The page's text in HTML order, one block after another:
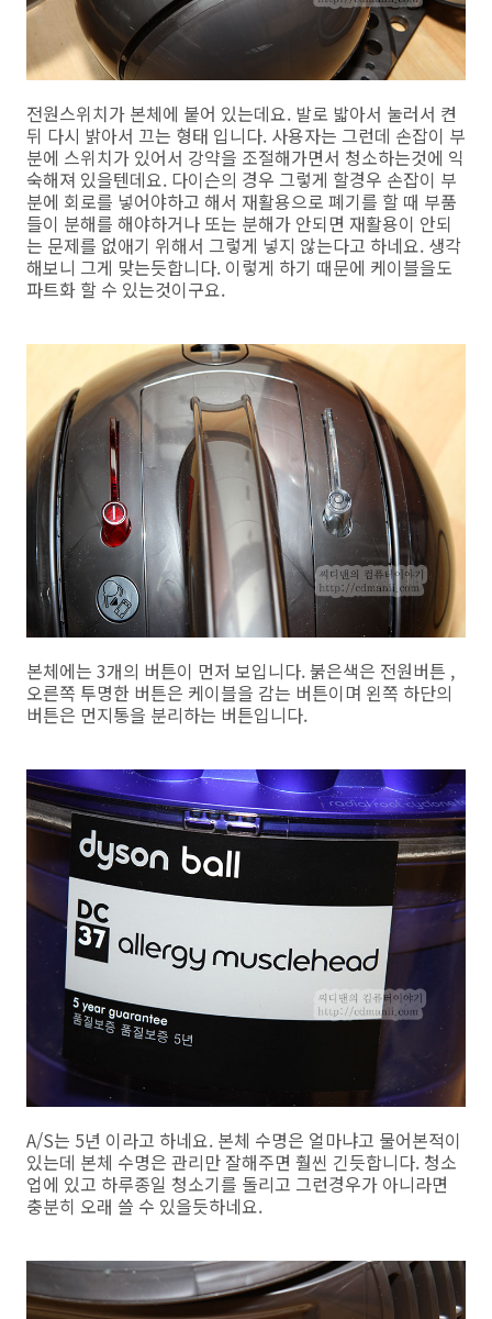
전원스위치가 본체에 붙어 있는데요. 발로 밟아서 눌러서 켠
뒤 다시 밝아서 끄는 형태 입니다. 사용자는 그런데 손잡이 부
분에 스위치가 있어서 강약을 조절해가면서 청소하는것에 익
숙해져 있을텐데요. 다이슨의 경우 그렇게 할경우 손잡이 부
분에 회로를 넣어야하고 해서 재활용으로 폐기를 할 때 부품
들이 분해를 해야하거나 또는 분해가 안되면 재활용이 안되
는 문제를 없애기 위해서 그렇게 넣지 않는다고 하네요. 생각
해보니 그게 맞는듯합니다. 이렇게 하기 때문에 케이블을도
파트화 할 수 있는것이구요.
본체에는 3개의 버튼이 먼저 보입니다. 붉은색은 전원버튼 ,
오른쪽 투명한 버튼은 케이블을 감는 버튼이며 왼쪽 하단의
버튼은 먼지통을 분리하는 버튼입니다.
A/S는 5년 이라고 하네요. 본체 수명은 얼마냐고 물어본적이
있는데 본체 수명은 관리만 잘해주면 훨씬 긴듯합니다. 청소
업에 있고 하루종일 청소기를 돌리고 그런경우가 아니라면
충분히 오래 쓸 수 있을듯하네요.